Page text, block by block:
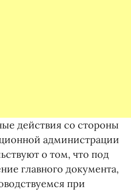
действия со стороны
администрации
о том, что под
главного документа,
при